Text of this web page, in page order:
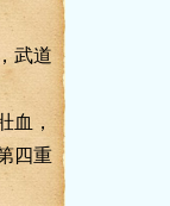
武道
，
四重